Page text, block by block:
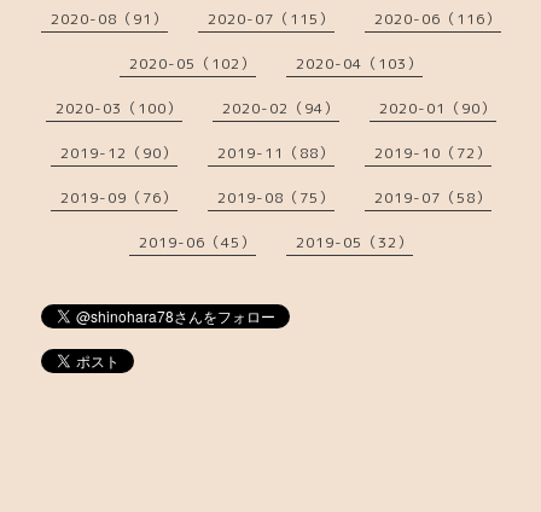
2020-08（91） 2020-07（115） 2020-06（116）
2020-05（102） 2020-04（103）
2020-03（100） 2020-02（94） 2020-01（90）
2019-12（90） 2019-11（88） 2019-10（72）
2019-09（76） 2019-08（75） 2019-07（58）
2019-06（45） 2019-05（32）